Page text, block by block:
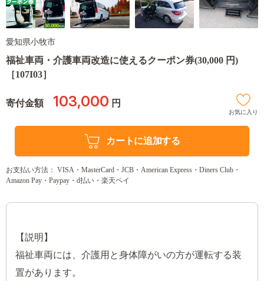
愛知県小牧市
福祉車両・介護車両改造に使えるクーポン券(30,000 円)
［107I03］
寄付金額 103,000 円
お気に入り
カートに追加する
お支払い方法： VISA・MasterCard・JCB・American Express・Diners Club・
Amazon Pay・Paypay・d払い・楽天ペイ
【説明】
福祉車両には、介護用と身体障がいの方が運転する装
置があります。